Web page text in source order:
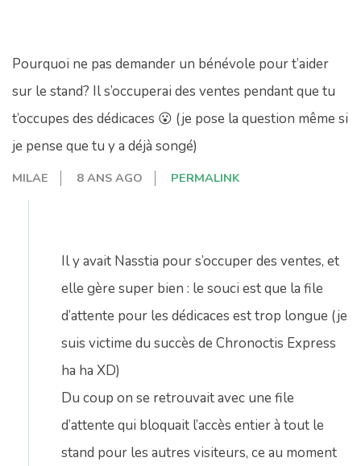
Pourquoi ne pas demander un bénévole pour t’aider
sur le stand? Il s’occuperai des ventes pendant que tu
t’occupes des dédicaces 😮 (je pose la question même si
je pense que tu y a déjà songé)
MILAE 8 ANS AGO PERMALINK
Il y avait Nasstia pour s’occuper des ventes, et
elle gère super bien : le souci est que la file
d’attente pour les dédicaces est trop longue (je
suis victime du succès de Chronoctis Express
ha ha XD)
Du coup on se retrouvait avec une file
d’attente qui bloquait l’accès entier à tout le
stand pour les autres visiteurs, ce au moment